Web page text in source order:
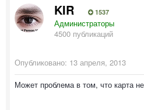
KIR 1537
Администраторы
4500 публикаций
Опубликовано: 13 апреля, 2013
Может проблема в том, что карта